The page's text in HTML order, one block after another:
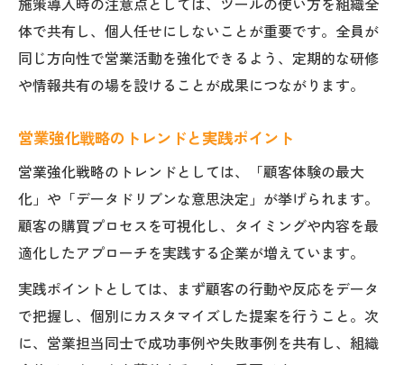
施策導入時の注意点としては、ツールの使い方を組織全
体で共有し、個人任せにしないことが重要です。全員が
同じ方向性で営業活動を強化できるよう、定期的な研修
や情報共有の場を設けることが成果につながります。
営業強化戦略のトレンドと実践ポイント
営業強化戦略のトレンドとしては、「顧客体験の最大
化」や「データドリブンな意思決定」が挙げられます。
顧客の購買プロセスを可視化し、タイミングや内容を最
適化したアプローチを実践する企業が増えています。
実践ポイントとしては、まず顧客の行動や反応をデータ
で把握し、個別にカスタマイズした提案を行うこと。次
に、営業担当同士で成功事例や失敗事例を共有し、組織